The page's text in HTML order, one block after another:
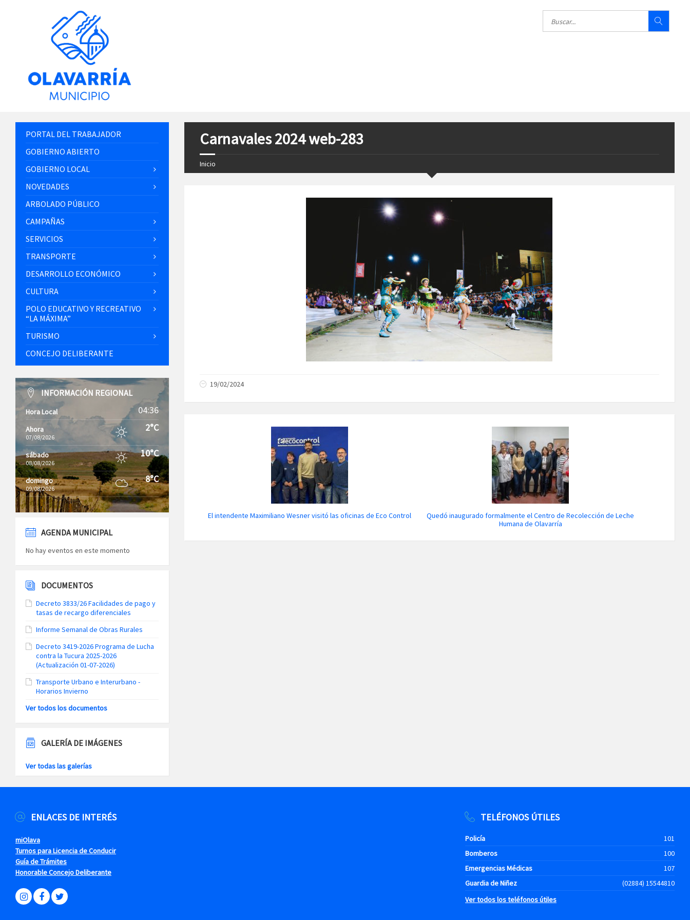
Carnavales 2024 web-283
Inicio
19/02/2024
El intendente Maximiliano Wesner visitó las oficinas de Eco Control
Quedó inaugurado formalmente el Centro de Recolección de Leche
Humana de Olavarría
PORTAL DEL TRABAJADOR
GOBIERNO ABIERTO
GOBIERNO LOCAL
NOVEDADES
ARBOLADO PÚBLICO
CAMPAÑAS
SERVICIOS
TRANSPORTE
DESARROLLO ECONÓMICO
CULTURA
POLO EDUCATIVO Y RECREATIVO
“LA MÁXIMA”
TURISMO
CONCEJO DELIBERANTE
INFORMACIÓN REGIONAL
Hora Local 04:36
Ahora
07/08/2026
2°C
sábado
08/08/2026
10°C
domingo
09/08/2026
8°C
AGENDA MUNICIPAL
No hay eventos en este momento
DOCUMENTOS
Decreto 3833/26 Facilidades de pago y
tasas de recargo diferenciales
Informe Semanal de Obras Rurales
Decreto 3419-2026 Programa de Lucha
contra la Tucura 2025-2026
(Actualización 01-07-2026)
Transporte Urbano e Interurbano -
Horarios Invierno
Ver todos los documentos
GALERÍA DE IMÁGENES
Ver todas las galerías
ENLACES DE INTERÉS
miOlava
Turnos para Licencia de Conducir
Guía de Trámites
Honorable Concejo Deliberante
TELÉFONOS ÚTILES
Policía
101
Bomberos
100
Emergencias Médicas
107
Guardia de Niñez
(02884) 15544810
Ver todos los teléfonos útiles